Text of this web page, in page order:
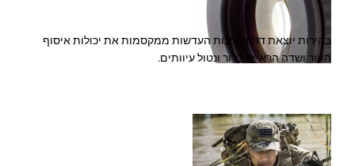
בהירות יוצאת דופן! איכות העדשות ממקסמות את יכולות איסוף
האור ושדה הראייה ברור ונטול עיוותים.